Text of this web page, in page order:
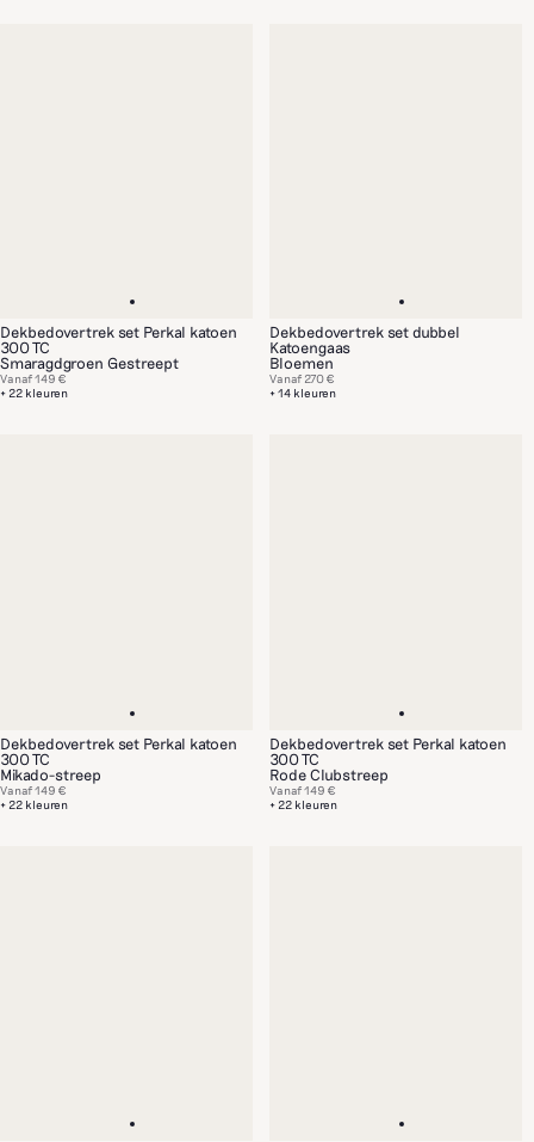
Dekbedovertrek set Perkal katoen
300 TC
Smaragdgroen Gestreept
+ 22 kleuren
Vanaf149 €
Dekbedovertrek set dubbel
Katoengaas
Bloemen
+ 14 kleuren
Vanaf 270 €
Dekbedovertrek set Perkal katoen
300 TC
Mikado-streep
+ 22 kleuren
Vanaf149 €
Dekbedovertrek set Perkal katoen
300 TC
Rode Clubstreep
+ 22 kleuren
Vanaf149 €